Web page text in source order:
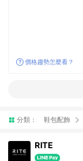
價格趨勢怎麼看？
分類： 鞋包配飾
RITE